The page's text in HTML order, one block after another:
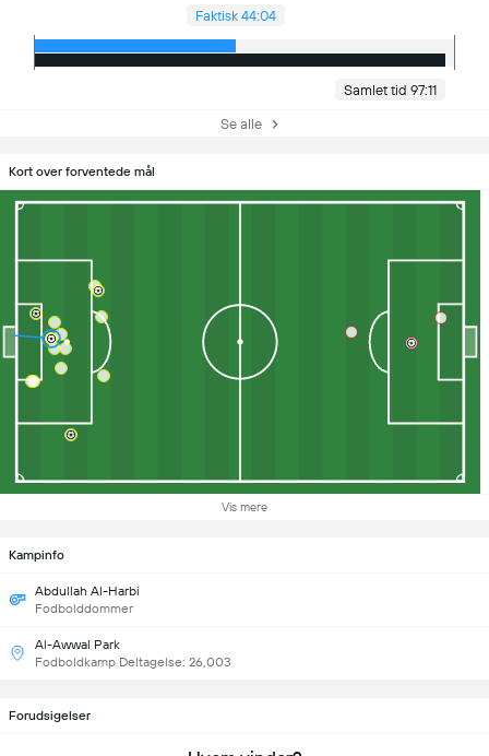
Faktisk 44:04
Samlet tid 97:11
Se alle
Kort over forventede mål
Vis mere
Kampinfo
Abdullah Al-Harbi
Fodbolddommer
Al-Awwal Park
Fodboldkamp Deltagelse: 26,003
Forudsigelser